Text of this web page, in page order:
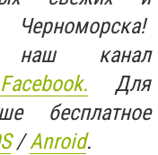
наш канал
Facebook. Для
бесплатное
/Anroid.